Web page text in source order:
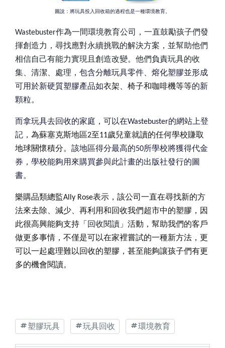
圖說：將玩具投入回收箱的過程也是一種環境教育。
Wastebuster作為一間環境教育公司，一直鼓勵孩子們發
揮創造力，尋找應對永續挑戰的解決方案，並幫助他們
相信自己有能力實現且創造改變。他們負責玩具的收
集、清潔、處理， 包含分離玩具零件、熔化塑膠並形成
可用於新硬質塑膠產品如衣架、椅子和咖啡機等等的新
顆粒。
而拿玩具去回收的家庭，可以在Wastebuster的網站上登
記， 為蘇塞克斯地區2至11歲兒童就讀的任何學校賺取
地球關懷積分。 該地區得分最高的50所學校將獲得代金
券，學校能夠用來購買參與此計畫的出版社發行的圖
書。
樂購品類總監Ally Rose表示，該公司一直在尋找新的方
法來去除、減少、再利用和回收我們超市中的塑膠，因
此很高興能夠支持「 回收閱讀」活動，幫助我們的客戶
做更多事情，不僅是可以在家裡嘗試的一種新方法，更
可以一起處理難以回收的塑膠，甚至能夠讓孩子們有更
多的機會閱讀。
塑膠玩具 玩具回收 環境教育